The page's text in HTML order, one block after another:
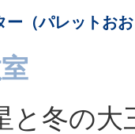
ー（パレットお
と冬の大